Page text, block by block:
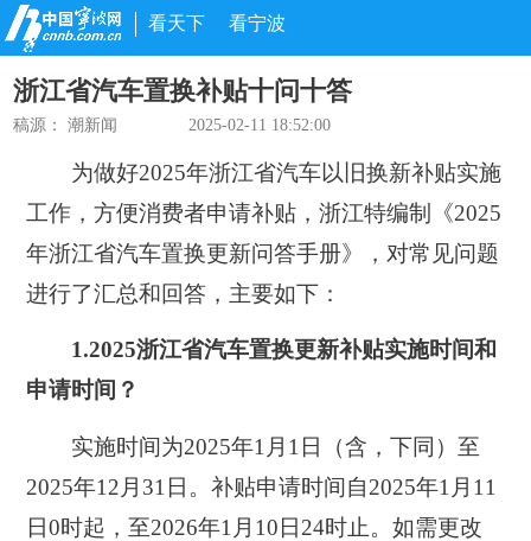
看天下 看宁波
浙江省汽车置换补贴十问十答
稿源：潮新闻 2025-02-11 18:52:00
为做好2025年浙江省汽车以旧换新补贴实施
工作，方便消费者申请补贴，浙江特编制《2025
年浙江省汽车置换更新问答手册》，对常见问题
进行了汇总和回答，主要如下：
1.2025浙江省汽车置换更新补贴实施时间和
申请时间？
实施时间为2025年1月1日（含，下同）至
2025年12月31日。补贴申请时间自2025年1月11
日0时起，至2026年1月10日24时止。如需更改